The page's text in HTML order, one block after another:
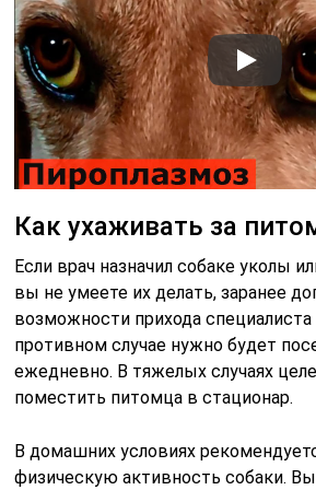
Как ухаживать за
Если врач назначил собаке уколы
вы не умеете их делать, заранее
возможности прихода
противном случае нужно будет
ежедневно. В тяжелых случаях
поместить питомца в стационар.
В домашних условиях
физическую активность собаки.